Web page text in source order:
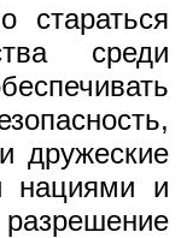
стараться
среди
дружеские
нациями и